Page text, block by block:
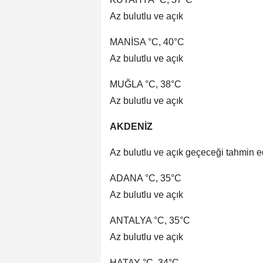
Az bulutlu ve açık
MANİSA °C, 40°C
Az bulutlu ve açık
MUĞLA °C, 38°C
Az bulutlu ve açık
AKDENİZ
Az bulutlu ve açık geçeceği tahmin
ADANA °C, 35°C
Az bulutlu ve açık
ANTALYA °C, 35°C
Az bulutlu ve açık